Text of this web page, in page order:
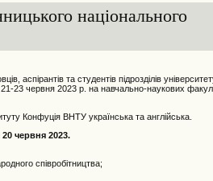
національного
аспірантів та студентів підрозділів
23 червня 2023 р. на навчально-наукових
Конфуція ВНТУ українська та англійська.
20 червня 2023.
співробітництва;